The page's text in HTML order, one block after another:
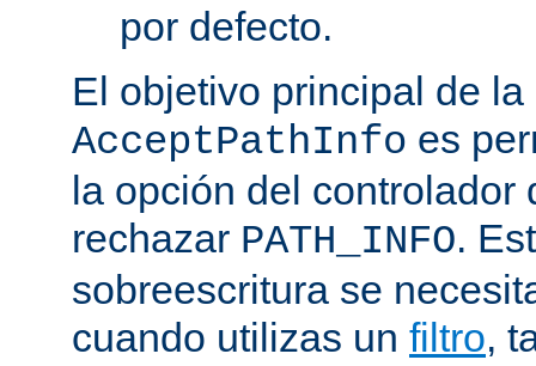
por defecto.
El objetivo principal de la
AcceptPathInfo es
la opción del controlador
rechazar PATH_INFO.
sobreescritura se
cuando utilizas un filtro,